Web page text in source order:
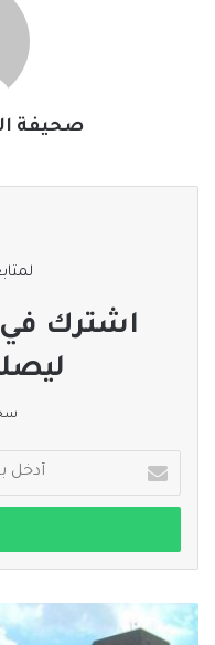
صحيفة
اشترك في
بريدك
الإلكتروني
وزارة
النفط